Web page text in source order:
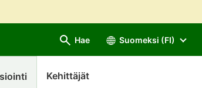
Hae Suomeksi (FI)
Kehittäjät